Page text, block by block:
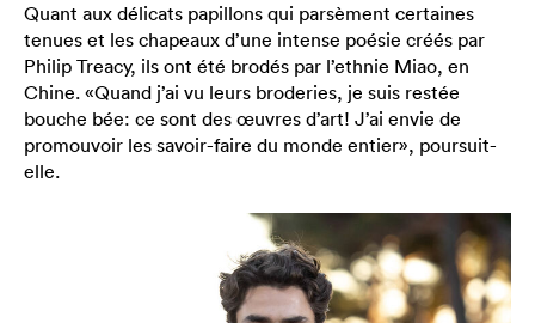
Quant aux délicats papillons qui parsèment certaines
tenues et les chapeaux d’une intense poésie créés par
Philip Treacy, ils ont été brodés par l’ethnie Miao, en
Chine. «Quand j’ai vu leurs broderies, je suis restée
bouche bée: ce sont des œuvres d’art! J’ai envie de
promouvoir les savoir-faire du monde entier», poursuit-
elle.